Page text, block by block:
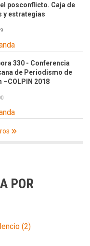
posconflicto. Caja de
y estrategias
330 - Conferencia
de Periodismo de
2018
POR
(2)